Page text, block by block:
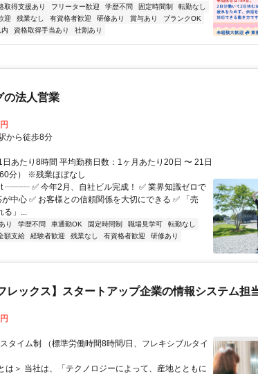
取得支援あり フリーター歓迎 学歴不問 固定時間制
転勤なし
迎 残業なし 有資格者歓迎 研修あり 賞与あり
ブランクOK
資格取得手当あり 社割あり
の法人営業
から徒歩8分
あたり8時間 平均勤務日数：1ヶ月あたり20日 〜 21日
分） ※残業ほぼなし
✅ 今年2月、自社ビル完成！ ✅ 業界知識ゼロで
中心 ✅ お客様との信頼関係を大切にできる ✅ 「売
る」...
り 学歴不問 車通勤OK 固定時間制 職場見学可
転勤なし
額支給 経験者歓迎 残業なし 有資格者歓迎
研修あり
レックス】スタートアップ企業の情報システム担
タイム制 （標準労働時間8時間/日、フレキシブルタイ
は＞ 当社は、「テクノロジーによって、産地とともに